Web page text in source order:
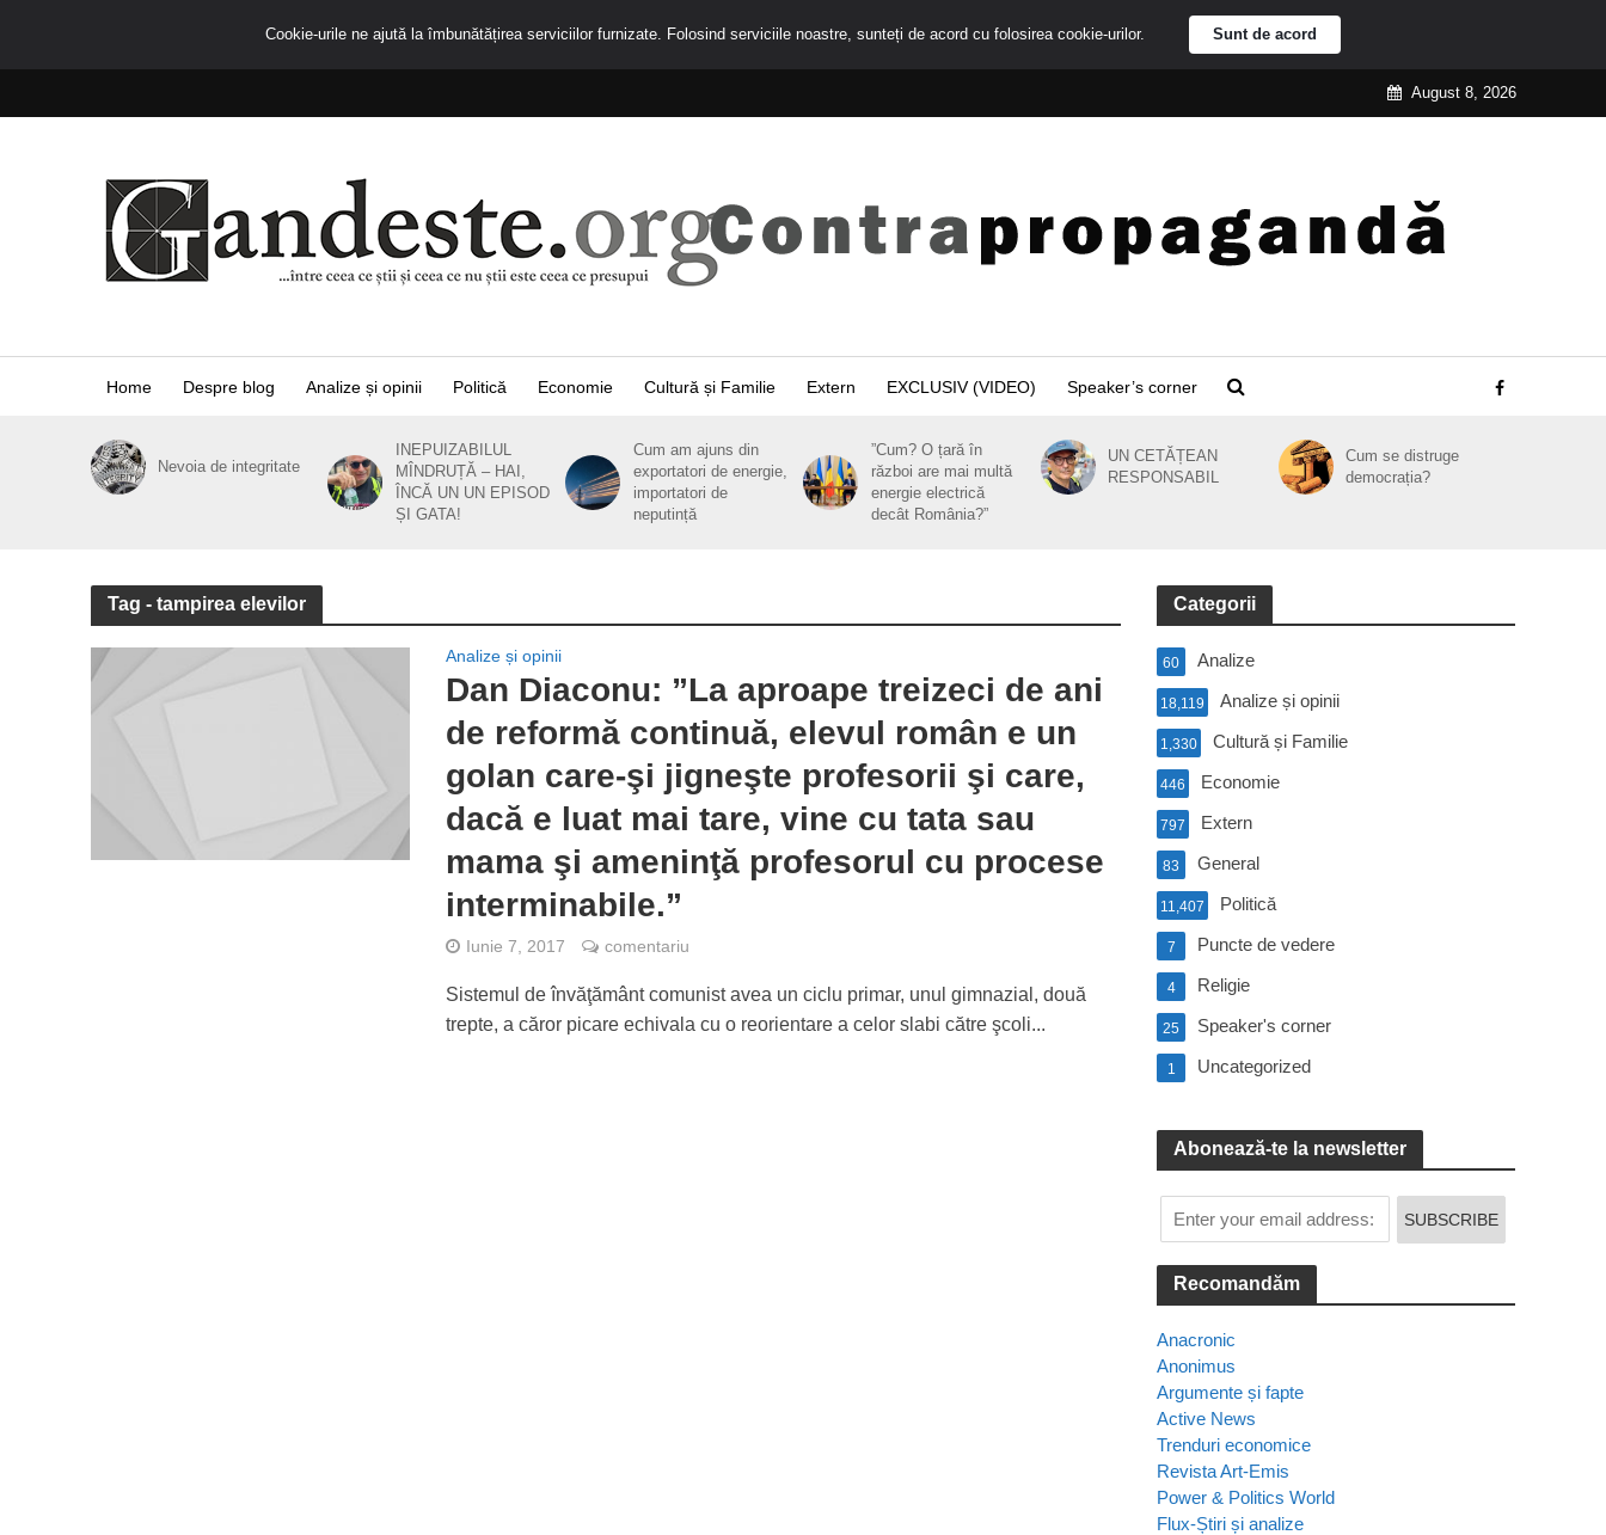
August 8, 2026
Home Despre blog Analize și opinii Politică Economie Cultură și Familie Extern EXCLUSIV (VIDEO) Speaker’s corner
Nevoia de integritate
INEPUIZABILUL
MÎNDRUȚĂ – HAI,
ÎNCĂ UN UN EPISOD
ȘI GATA!
Cum am ajuns din
exportatori de energie,
importatori de
neputință
”Cum? O țară în
război are mai multă
energie electrică
decât România?”
UN CETĂȚEAN
RESPONSABIL
Cum se distruge
democrația?
Tag - tampirea elevilor
Analize și opinii
Dan Diaconu: ”La aproape treizeci de ani
de reformă continuă, elevul român e un
golan care-şi jigneşte profesorii şi care,
dacă e luat mai tare, vine cu tata sau
mama şi ameninţă profesorul cu procese
interminabile.”
Iunie 7, 2017 comentariu
Sistemul de învăţământ comunist avea un ciclu primar, unul gimnazial, două
trepte, a căror picare echivala cu o reorientare a celor slabi către şcoli...
Categorii
Analize
60
Analize și opinii
18,119
Cultură și Familie
1,330
Economie
446
Extern
797
General
83
Politică
11,407
Puncte de vedere
7
Religie
4
Speaker's corner
25
Uncategorized
1
Abonează-te la newsletter
Recomandăm
Anacronic
Anonimus
Argumente și fapte
Active News
Trenduri economice
Revista Art-Emis
Power & Politics World
Flux-Știri și analize
Cookie-urile ne ajută la îmbunătățirea serviciilor furnizate. Folosind serviciile noastre, sunteți de acord cu folosirea cookie-urilor. Sunt de acord